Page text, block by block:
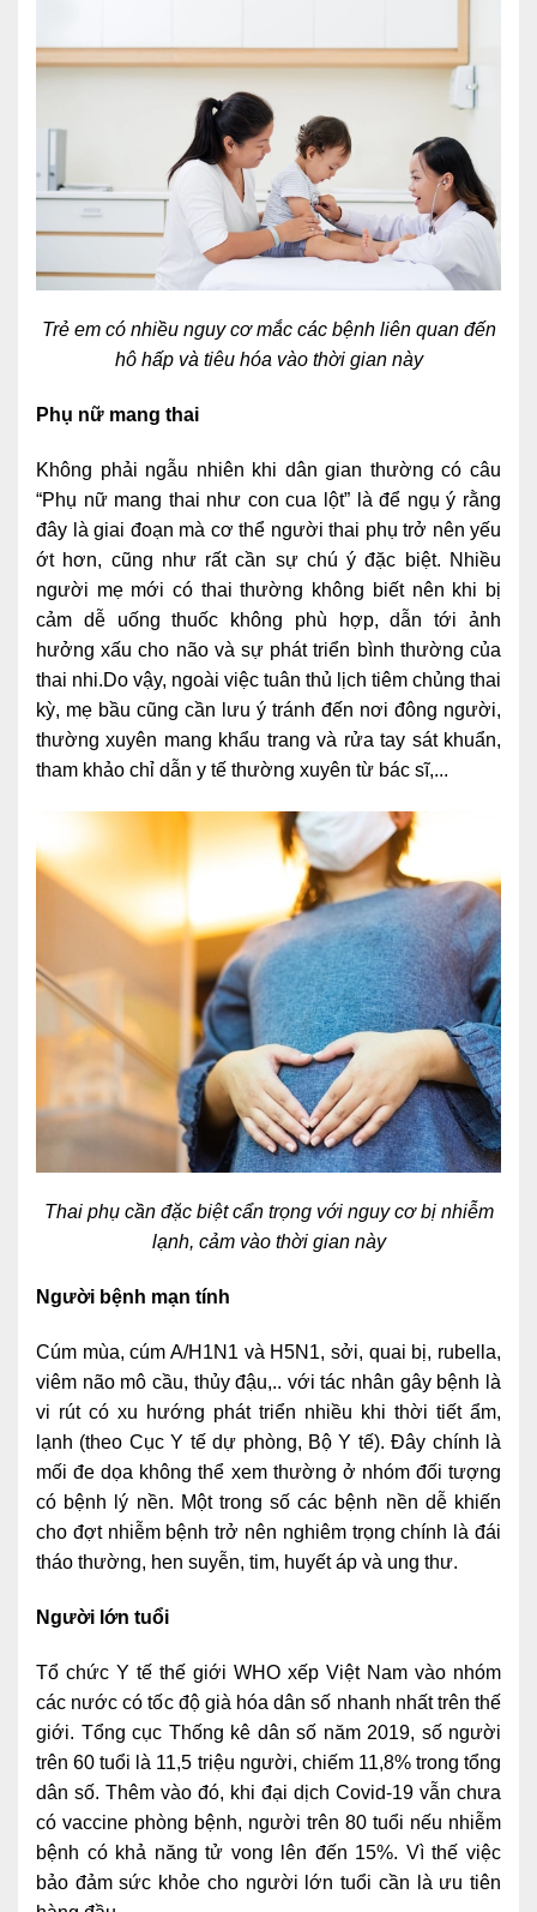
Tai Mũi Họng
Vật lý trị liệu hồi phục chức năng
Xét nghiệm sàng lọc NIPT
Chẩn đoán hình ảnh
Nội soi tiêu hóa
Gói khám sức khỏe cá nhân định kỳ
Gói khám tầm soát ung thư sớm
Gói quản lý mạn tính
Dịch vụ ưu đãi đặc biệt
Bác sĩ online - Tư vấn từ xa
Bác sĩ gia đình chăm sóc y tế 24/7
Nhà thuốc GPP
Dịch vụ Y tế Cơ quan – MEDI-OFFICE
Dịch vụ Y tế gia đình – MEDI-HOME
Lấy mẫu xét nghiệm tại nhà
Bảo hiểm Y tế
HỎI ĐÁP
TUYỂN DỤNG TRA CỨU HỒ SƠ
Trẻ em có nhiều nguy cơ mắc các bệnh liên quan đến
hô hấp và tiêu hóa vào thời gian này
Phụ nữ mang thai
Không phải ngẫu nhiên khi dân gian thường có câu
“Phụ nữ mang thai như con cua lột” là để ngụ ý rằng
đây là giai đoạn mà cơ thể người thai phụ trở nên yếu
ớt hơn, cũng như rất cần sự chú ý đặc biệt. Nhiều
người mẹ mới có thai thường không biết nên khi bị
cảm dễ uống thuốc không phù hợp, dẫn tới ảnh
hưởng xấu cho não và sự phát triển bình thường của
thai nhi.Do vậy, ngoài việc tuân thủ lịch tiêm chủng thai
kỳ, mẹ bầu cũng cần lưu ý tránh đến nơi đông người,
thường xuyên mang khẩu trang và rửa tay sát khuẩn,
tham khảo chỉ dẫn y tế thường xuyên từ bác sĩ,...
Thai phụ cần đặc biệt cẩn trọng với nguy cơ bị nhiễm
lạnh, cảm vào thời gian này
Người bệnh mạn tính
Cúm mùa, cúm A/H1N1 và H5N1, sởi, quai bị, rubella,
viêm não mô cầu, thủy đậu,.. với tác nhân gây bệnh là
vi rút có xu hướng phát triển nhiều khi thời tiết ẩm,
lạnh (theo Cục Y tế dự phòng, Bộ Y tế). Đây chính là
mối đe dọa không thể xem thường ở nhóm đối tượng
có bệnh lý nền. Một trong số các bệnh nền dễ khiến
cho đợt nhiễm bệnh trở nên nghiêm trọng chính là đái
tháo thường, hen suyễn, tim, huyết áp và ung thư.
Người lớn tuổi
Tổ chức Y tế thế giới WHO xếp Việt Nam vào nhóm
các nước có tốc độ già hóa dân số nhanh nhất trên thế
giới. Tổng cục Thống kê dân số năm 2019, số người
trên 60 tuổi là 11,5 triệu người, chiếm 11,8% trong tổng
dân số. Thêm vào đó, khi đại dịch Covid-19 vẫn chưa
có vaccine phòng bệnh, người trên 80 tuổi nếu nhiễm
bệnh có khả năng tử vong lên đến 15%. Vì thế việc
bảo đảm sức khỏe cho người lớn tuổi cần là ưu tiên